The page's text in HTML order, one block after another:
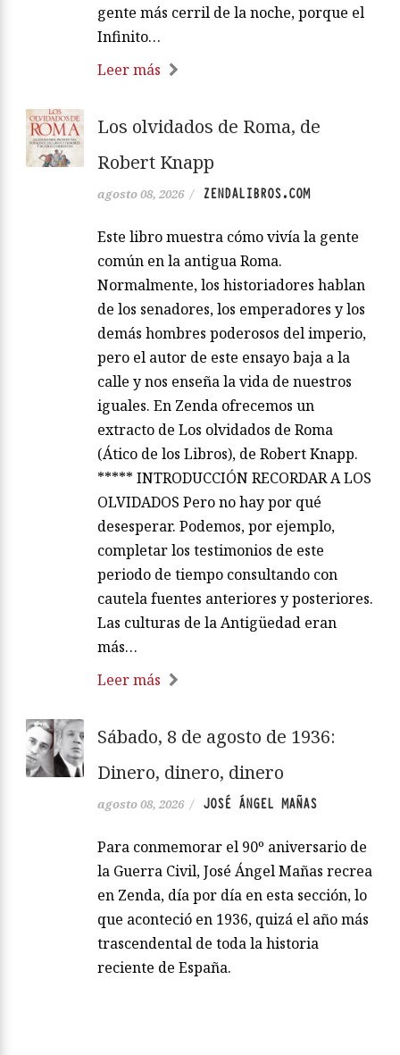
gente más cerril de la noche, porque el
Infinito…
Leer más
Los olvidados de Roma, de
Robert Knapp
agosto 08, 2026 / ZENDALIBROS.COM
Este libro muestra cómo vivía la gente
común en la antigua Roma.
Normalmente, los historiadores hablan
de los senadores, los emperadores y los
demás hombres poderosos del imperio,
pero el autor de este ensayo baja a la
calle y nos enseña la vida de nuestros
iguales. En Zenda ofrecemos un
extracto de Los olvidados de Roma
(Ático de los Libros), de Robert Knapp.
***** INTRODUCCIÓN RECORDAR A LOS
OLVIDADOS Pero no hay por qué
desesperar. Podemos, por ejemplo,
completar los testimonios de este
periodo de tiempo consultando con
cautela fuentes anteriores y posteriores.
Las culturas de la Antigüedad eran
más…
Leer más
Sábado, 8 de agosto de 1936:
Dinero, dinero, dinero
agosto 08, 2026 / JOSÉ ÁNGEL MAÑAS
Para conmemorar el 90º aniversario de
la Guerra Civil, José Ángel Mañas recrea
en Zenda, día por día en esta sección, lo
que aconteció en 1936, quizá el año más
trascendental de toda la historia
reciente de España.